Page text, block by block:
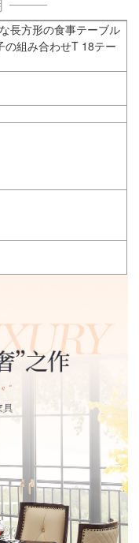
長方形の食事テーブル
の組み合わせT 18テー